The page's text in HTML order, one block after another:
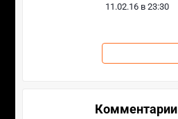
11.02.16 в 23:30
Комментарии